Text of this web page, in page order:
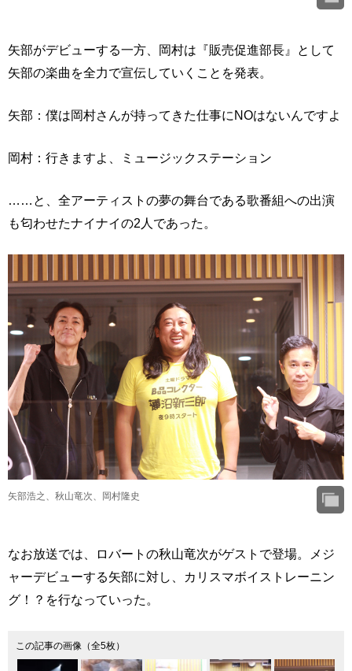
矢部がデビューする一方、岡村は『販売促進部長』として
矢部の楽曲を全力で宣伝していくことを発表。
矢部：僕は岡村さんが持ってきた仕事にNOはないんですよ
岡村：行きますよ、ミュージックステーション
……と、全アーティストの夢の舞台である歌番組への出演
も匂わせたナイナイの2人であった。
矢部浩之、秋山竜次、岡村隆史
なお放送では、ロバートの秋山竜次がゲストで登場。メジ
ャーデビューする矢部に対し、カリスマボイストレーニン
グ！？を行なっていった。
この記事の画像（全5枚）